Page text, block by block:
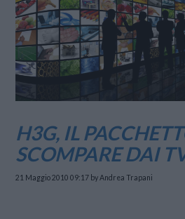
H3G, IL
SCOMPARE DAI
21 Maggio 2010 09:17 by Andrea Trapani